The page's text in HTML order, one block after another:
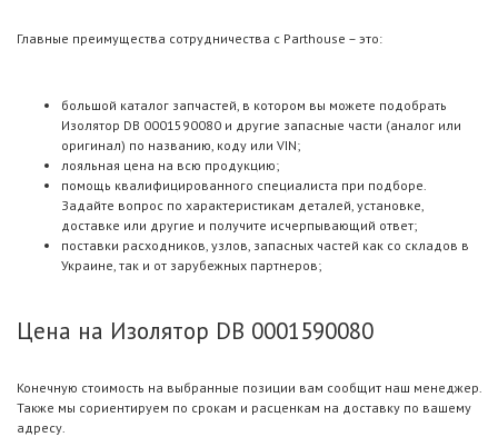
Главные преимущества сотрудничества с Parthouse – это:
большой каталог запчастей, в котором вы можете подобрать
Изолятор DB 0001590080 и другие запасные части (аналог или
оригинал) по названию, коду или VIN;
лояльная цена на всю продукцию;
помощь квалифицированного специалиста при подборе.
Задайте вопрос по характеристикам деталей, установке,
доставке или другие и получите исчерпывающий ответ;
поставки расходников, узлов, запасных частей как со складов в
Украине, так и от зарубежных партнеров;
Цена на Изолятор DB 0001590080
Конечную стоимость на выбранные позиции вам сообщит наш менеджер.
Также мы сориентируем по срокам и расценкам на доставку по вашему
адресу.